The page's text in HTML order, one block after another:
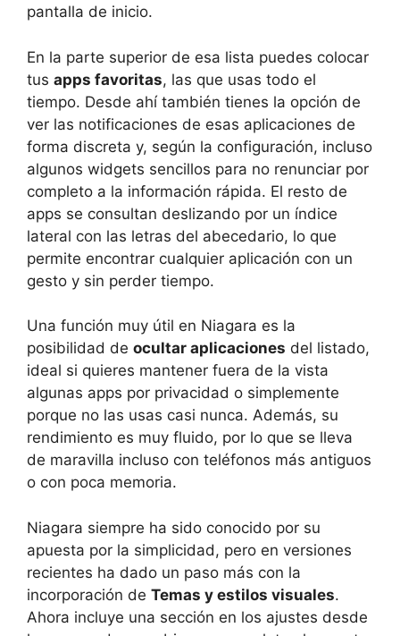
pantalla de inicio.
En la parte superior de esa lista puedes colocar
tus apps favoritas, las que usas todo el
tiempo. Desde ahí también tienes la opción de
ver las notificaciones de esas aplicaciones de
forma discreta y, según la configuración, incluso
algunos widgets sencillos para no renunciar por
completo a la información rápida. El resto de
apps se consultan deslizando por un índice
lateral con las letras del abecedario, lo que
permite encontrar cualquier aplicación con un
gesto y sin perder tiempo.
Una función muy útil en Niagara es la
posibilidad de ocultar aplicaciones del listado,
ideal si quieres mantener fuera de la vista
algunas apps por privacidad o simplemente
porque no las usas casi nunca. Además, su
rendimiento es muy fluido, por lo que se lleva
de maravilla incluso con teléfonos más antiguos
o con poca memoria.
Niagara siempre ha sido conocido por su
apuesta por la simplicidad, pero en versiones
recientes ha dado un paso más con la
incorporación de Temas y estilos visuales.
Ahora incluye una sección en los ajustes desde